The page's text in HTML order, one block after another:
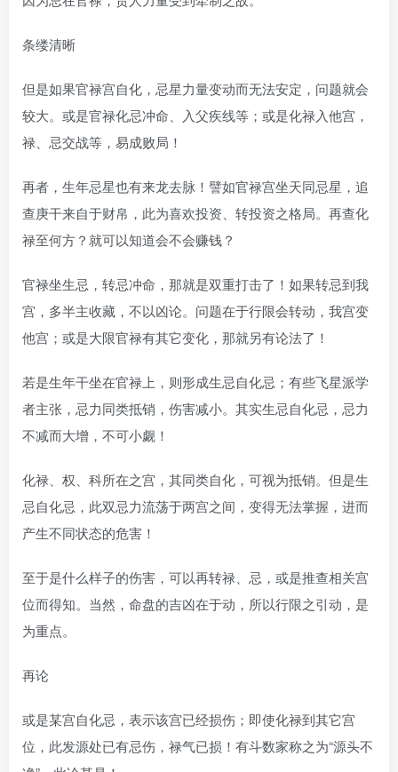
条缕清晰
但是如果官禄宫自化，忌星力量变动而无法安定，问题就会
较大。或是官禄化忌冲命、入父疾线等；或是化禄入他宫，
禄、忌交战等，易成败局！
再者，生年忌星也有来龙去脉！譬如官禄宫坐天同忌星，追
查庚干来自于财帛，此为喜欢投资、转投资之格局。再查化
禄至何方？就可以知道会不会赚钱？
官禄坐生忌，转忌冲命，那就是双重打击了！如果转忌到我
宫，多半主收藏，不以凶论。问题在于行限会转动，我宫变
他宫；或是大限官禄有其它变化，那就另有论法了！
若是生年干坐在官禄上，则形成生忌自化忌；有些飞星派学
者主张，忌力同类抵销，伤害减小。其实生忌自化忌，忌力
不减而大增，不可小觑！
化禄、权、科所在之宫，其同类自化，可视为抵销。但是生
忌自化忌，此双忌力流荡于两宫之间，变得无法掌握，进而
产生不同状态的危害！
至于是什么样子的伤害，可以再转禄、忌，或是推查相关宫
位而得知。当然，命盘的吉凶在于动，所以行限之引动，是
为重点。
再论
或是某宫自化忌，表示该宫已经损伤；即使化禄到其它宫
位，此发源处已有忌伤，禄气已损！有斗数家称之为“源头不